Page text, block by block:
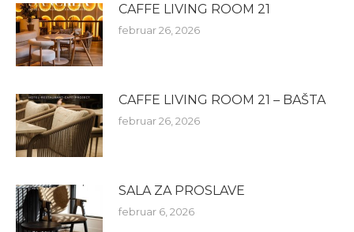
CAFFE LIVING ROOM 21
februar 26, 2026
CAFFE LIVING ROOM 21 – BAŠTA
februar 26, 2026
SALA ZA PROSLAVE
februar 6, 2026